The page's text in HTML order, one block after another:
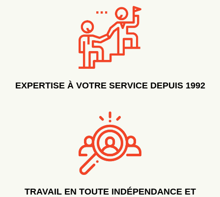
EXPERTISE À VOTRE SERVICE DEPUIS 1992
TRAVAIL EN TOUTE INDÉPENDANCE ET